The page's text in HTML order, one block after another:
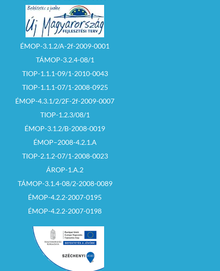
ÉMOP-3.1.2/A-2f-2009-0001
TÁMOP-3.2.4-08/1
TIOP-1.1.1-09/1-2010-0043
TIOP-1.1.1-07/1-2008-0925
ÉMOP-4.3.1/2/2F-2f-2009-0007
TIOP-1.2.3/08/1
ÉMOP-3.1.2/B-2008-0019
ÉMOP–2008-4.2.1.A
TIOP-2.1.2-07/1-2008-0023
ÁROP-1.A.2
TÁMOP-3.1.4-08/2-2008-0089
ÉMOP-4.2.2-2007-0195
ÉMOP-4.2.2-2007-0198